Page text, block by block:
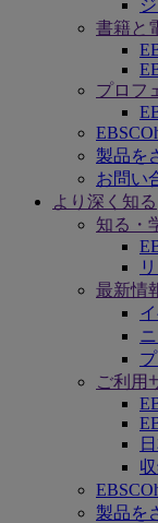
書籍と
プロフ
製品を
お問い
より深く知る
知る・
最新情
ご利用
製品を